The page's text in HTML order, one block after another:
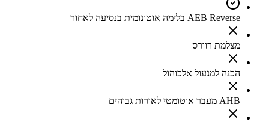
AEB Reverse בלימה אוטונומית בנסיעה לאחור
מצלמת רוורס
הכנה למנעול אלכוהול
AHB מעבר אוטומטי לאורות גבוהים